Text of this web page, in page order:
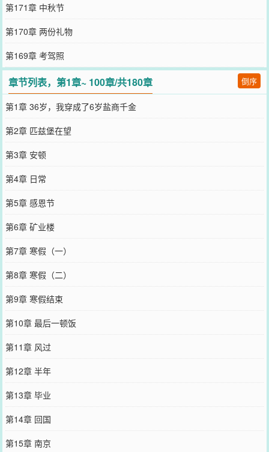
第171章 中秋节
第170章 两份礼物
第169章 考驾照
章节列表，第1章~ 100章/共180章 倒序
第1章 36岁，我穿成了6岁盐商千金
第2章 匹兹堡在望
第3章 安顿
第4章 日常
第5章 感恩节
第6章 矿业楼
第7章 寒假（一）
第8章 寒假（二）
第9章 寒假结束
第10章 最后一顿饭
第11章 风过
第12章 半年
第13章 毕业
第14章 回国
第15章 南京